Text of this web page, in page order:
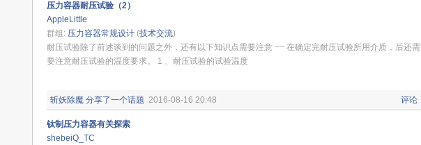
压力容器耐压试验（2）
AppleLittle
群组: 压力容器常规设计 (技术交流)
耐压试验除了前述谈到的问题之外，还有以下知识点需要注意 ~~ 在确定完耐压试验所用介质，后还需
要注意耐压试验的温度要求。 1 、耐压试验的试验温度
评论
斩妖除魔 分享了一个话题 2016-08-16 20:48
钛制压力容器有关探索
shebeiQ_TC